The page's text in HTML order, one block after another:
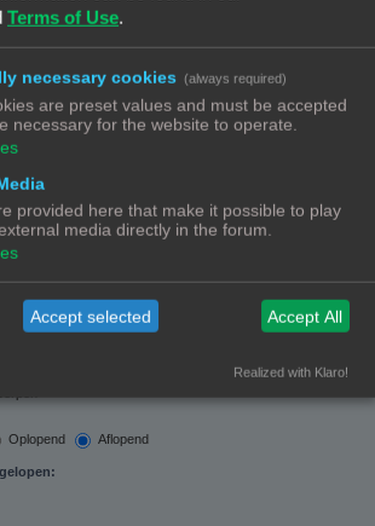
die je wil doorzoeken. Subforums worden automatisch
subforums“ hieronder niet uitschakelt.
en tekst
onderwerp
Oplopend
Aflopend
Terms of Use.
necessary cookies (always required)
are preset values and must be accepted
necessary for the website to operate.
provided here that make it possible to play
media directly in the forum.
Accept selected Accept All
Realized with Klaro!